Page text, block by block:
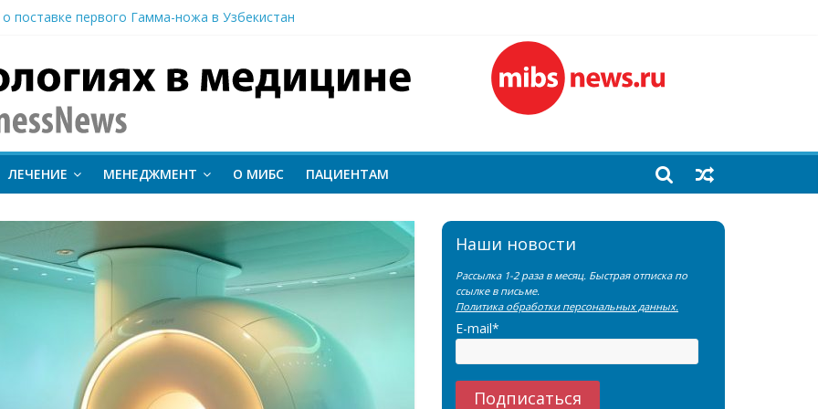
поставке первого Гамма-ножа в Узбекистан
и новый этап развития ядерной медицины: результаты конференции SNMMI
важно следить за состоянием сердечно-сосудистой системы?
ЛЕЧЕНИЕ МЕНЕДЖМЕНТ О МИБС ПАЦИЕНТАМ
Наши новости
Рассылка 1-2 раза в месяц. Быстрая отписка по
ссылке в письме.
Политика обработки персональных данных.
E-mail*